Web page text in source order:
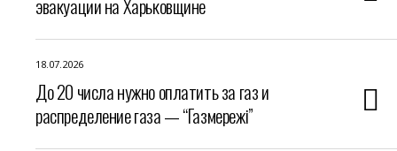
эвакуации на Харьковщине
18.07.2026
До 20 числа нужно оплатить за газ и
распределение газа — “Газмережі”